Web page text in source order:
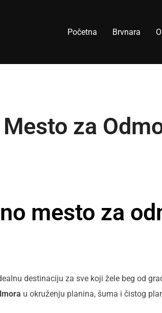
Početna Brvnara
za
mesto za
destinaciju za sve koji žele beg od
u okruženju planina, šuma i čistog